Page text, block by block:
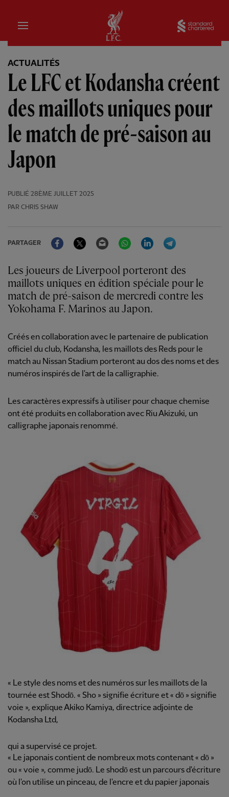
Domicile
ACTUALITÉS
Le LFC et Kodansha créent
des maillots uniques pour
le match de pré-saison au
Japon
PUBLIÉ 28ÈME JUILLET 2025
PAR CHRIS SHAW
PARTAGER
FacebookTwitter Email WhatsAppLinkedIn
Les joueurs de Liverpool porteront des
maillots uniques en édition spéciale pour le
match de pré-saison de mercredi contre les
Yokohama F. Marinos au Japon.
Créés en collaboration avec le partenaire de publication
officiel du club, Kodansha, les maillots des Reds pour le
match au Nissan Stadium porteront au dos des noms et des
numéros inspirés de l'art de la calligraphie.
Les caractères expressifs à utiliser pour chaque chemise
ont été produits en collaboration avec Riu Akizuki, un
calligraphe japonais renommé.
« Le style des noms et des numéros sur les maillots de la
tournée est Shodō. « Sho » signifie écriture et « dō » signifie
voie », explique Akiko Kamiya, directrice adjointe de
Kodansha Ltd,
qui a supervisé ce projet.
« Le japonais contient de nombreux mots contenant « dō »
ou « voie », comme judō. Le shodō est un parcours d'écriture
où l'on utilise un pinceau, de l'encre et du papier japonais